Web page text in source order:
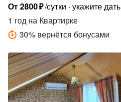
От2800₽/сутки укажите
1 год на Квартирке
30% вернётся бонусами